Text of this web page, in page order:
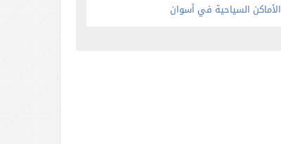
الأماكن السياحية في أسوان